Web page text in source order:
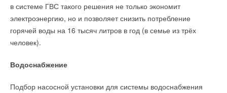
в системе ГВС такого решения не только экономит
электроэнергию, но и позволяет снизить потребление
горячей воды на 16 тысяч литров в год (в семье из трёх
человек).
Водоснабжение
Подбор насосной установки для системы водоснабжения